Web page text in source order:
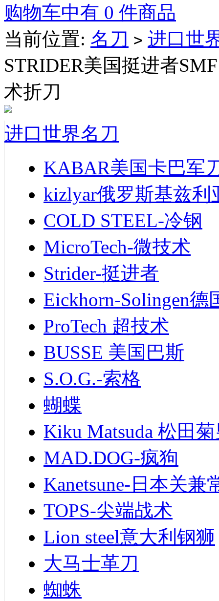
购物车中有 0 件商品
当前位置: 名刀 > 进口世
STRIDER美国挺进者
术折刀
进口世界名刀
KABAR美国卡巴军
kizlyar俄罗斯基兹利
COLD STEEL-冷钢
MicroTech-微技术
Strider-挺进者
Eickhorn-Solingen德
ProTech 超技术
BUSSE 美国巴斯
S.O.G.-索格
蝴蝶
Kiku Matsuda 松田
MAD.DOG-疯狗
Kanetsune-日本关兼
TOPS-尖端战术
Lion steel意大利钢狮
大马士革刀
蜘蛛